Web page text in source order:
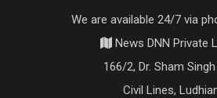
We are available 24/7 via
News DNN Private
166/2, Dr. Sham
Civil Lines,